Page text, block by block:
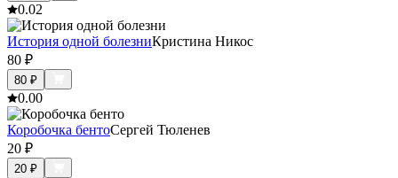
0.02
История одной болезниКристина Никос
80 ₽
80 ₽
0.00
Коробочка бентоСергей Тюленев
20 ₽
20 ₽